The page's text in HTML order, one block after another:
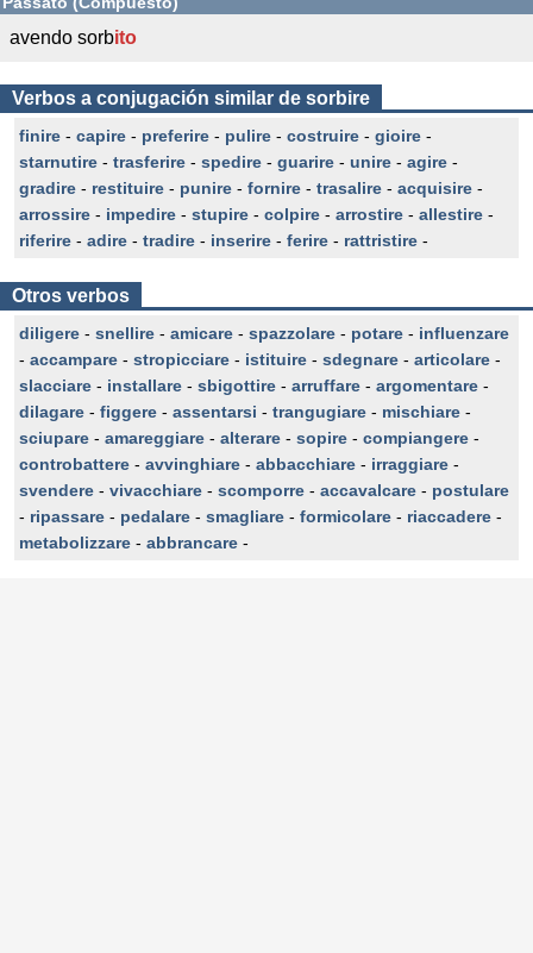
avendo sorbito
Verbos a conjugación similar de sorbire
finire - capire - preferire - pulire - costruire - gioire -
starnutire - trasferire - spedire - guarire - unire - agire -
gradire - restituire - punire - fornire - trasalire - acquisire -
arrossire - impedire - stupire - colpire - arrostire - allestire -
riferire - adire - tradire - inserire - ferire - rattristire -
Otros verbos
diligere - snellire - amicare - spazzolare - potare - influenzare
- accampare - stropicciare - istituire - sdegnare - articolare -
slacciare - installare - sbigottire - arruffare - argomentare -
dilagare - figgere - assentarsi - trangugiare - mischiare -
sciupare - amareggiare - alterare - sopire - compiangere -
controbattere - avvinghiare - abbacchiare - irraggiare -
svendere - vivacchiare - scomporre - accavalcare - postulare
- ripassare - pedalare - smagliare - formicolare - riaccadere -
metabolizzare - abbrancare -